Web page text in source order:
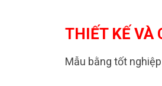
THIẾT KẾ VÀ
Mẫu bằng tốt